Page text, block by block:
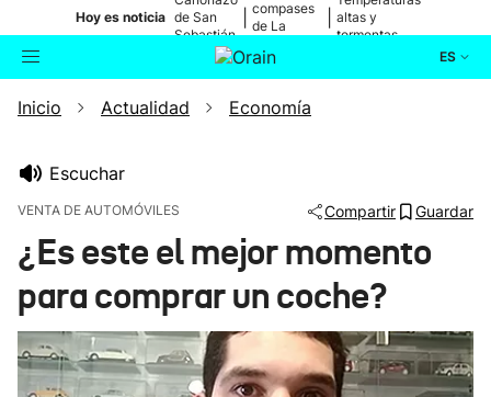
Hoy es noticia de San
Sebastián
compases
de La
altas y
tormentas
ES
Buscador Actualidad
Ikusmiran
Eguraldia
Inicio Actualidad Economía
Escuchar
VENTA DE AUTOMÓVILES Compartir Guardar
¿Es este el mejor momento
para comprar un coche?